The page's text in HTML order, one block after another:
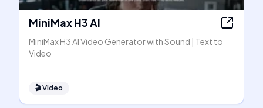
MiniMax H3 AI
MiniMax H3 AI Video Generator with Sound | Text to
Video
🎬Video